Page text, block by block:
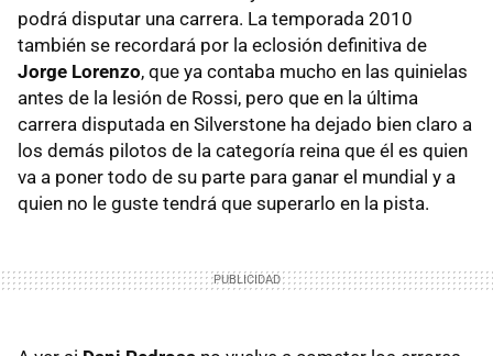
podrá disputar una carrera. La temporada 2010
también se recordará por la eclosión definitiva de
Jorge Lorenzo, que ya contaba mucho en las quinielas
antes de la lesión de Rossi, pero que en la última
carrera disputada en Silverstone ha dejado bien claro a
los demás pilotos de la categoría reina que él es quien
va a poner todo de su parte para ganar el mundial y a
quien no le guste tendrá que superarlo en la pista.